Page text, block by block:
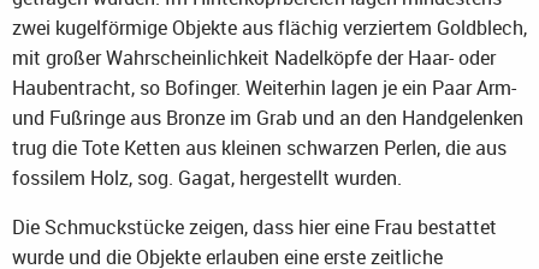
zwei kugelförmige Objekte aus flächig verziertem Goldblech,
mit großer Wahrscheinlichkeit Nadelköpfe der Haar- oder
Haubentracht, so Bofinger. Weiterhin lagen je ein Paar Arm-
und Fußringe aus Bronze im Grab und an den Handgelenken
trug die Tote Ketten aus kleinen schwarzen Perlen, die aus
fossilem Holz, sog. Gagat, hergestellt wurden.
Die Schmuckstücke zeigen, dass hier eine Frau bestattet
wurde und die Objekte erlauben eine erste zeitliche